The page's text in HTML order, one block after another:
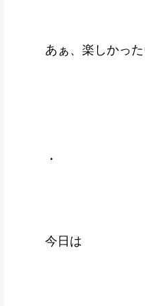
あぁ、楽しかった
・
今日は